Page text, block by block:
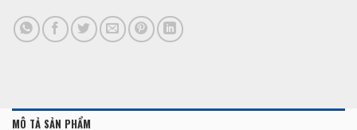
MÔ TẢ SẢN PHẨM